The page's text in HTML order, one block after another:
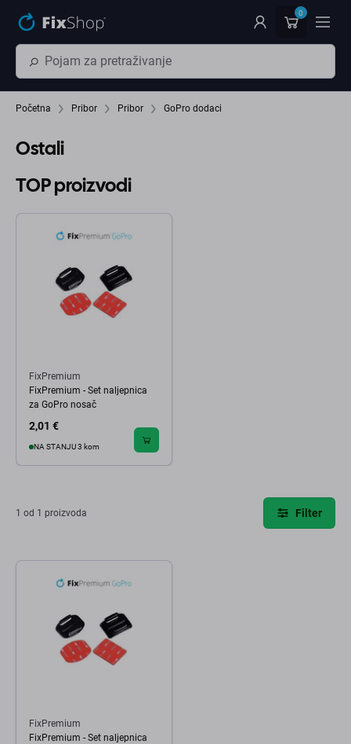
0
Početna Pribor Pribor GoPro dodaci
Ostali
TOP proizvodi
FixPremium
FixPremium - Set naljepnica
za GoPro nosač
2,01 €
NA STANJU 3 kom
1 od 1 proizvoda Filter
FixPremium
FixPremium - Set naljepnica